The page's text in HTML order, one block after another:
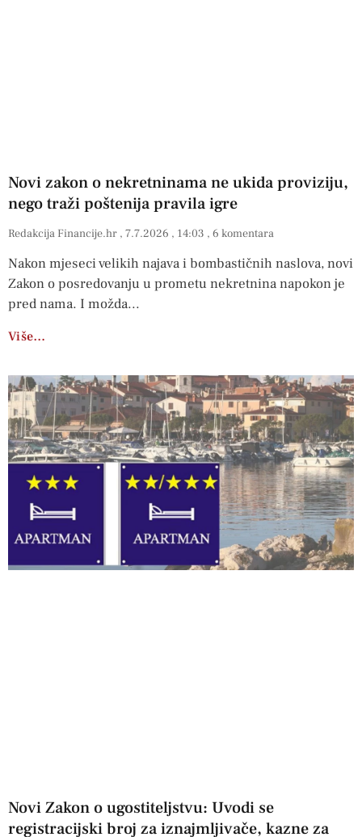
Novi zakon o nekretninama ne ukida proviziju,
nego traži poštenija pravila igre
Redakcija Financije.hr 7.7.2026 14:03 6 komentara
Nakon mjeseci velikih najava i bombastičnih naslova, novi
Zakon o posredovanju u prometu nekretnina napokon je
pred nama. I možda
Više…
Novi Zakon o ugostiteljstvu: Uvodi se
registracijski broj za iznajmljivače, kazne za